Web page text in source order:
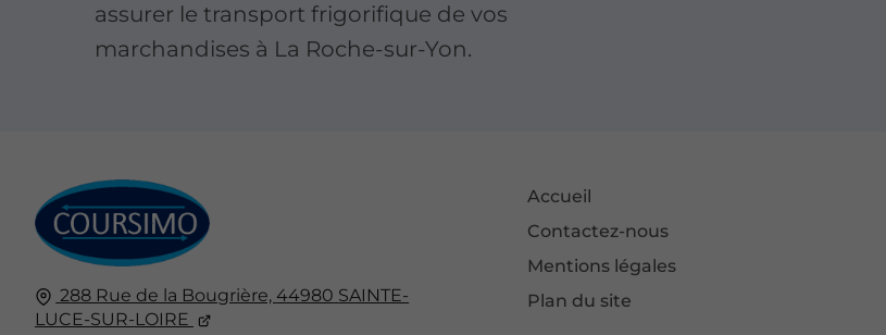
assurer le transport frigorifique de vos
marchandises à La Roche-sur-Yon.
288 Rue de la Bougrière,44980 SAINTE-
LUCE-SUR-LOIRE
Accueil
Contactez-nous
Mentions légales
Plan du site